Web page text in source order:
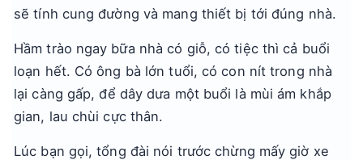
sẽ tính cung đường và mang thiết bị tới đúng nhà.
Hầm trào ngay bữa nhà có giỗ, có tiệc thì cả buổi
loạn hết. Có ông bà lớn tuổi, có con nít trong nhà
lại càng gấp, để dây dưa một buổi là mùi ám khắp
gian, lau chùi cực thân.
Lúc bạn gọi, tổng đài nói trước chừng mấy giờ xe